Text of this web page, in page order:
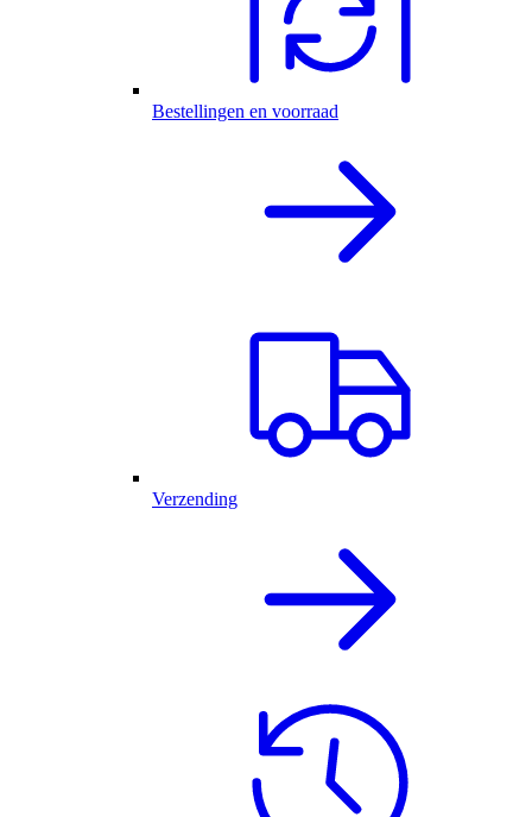
Bestellingen en voorraad
Verzending